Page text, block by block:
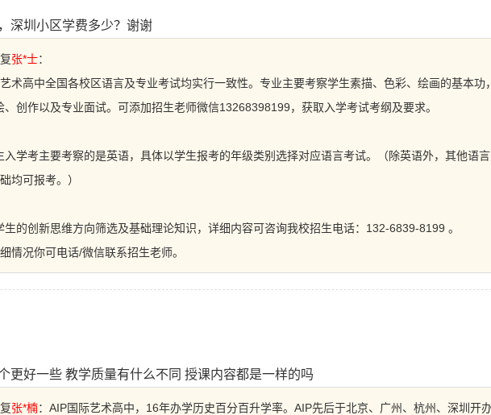
深圳小区学费多少？谢谢
张*士：
术高中全国各校区语言及专业考试均实行一致性。专业主要考察学生素描、色彩、绘画的基本功
创作以及专业面试。可添加招生老师微信13268398199，获取入学考试考纲及要求。
入学考主要考察的是英语，具体以学生报考的年级类别选择对应语言考试。（除英语外，其他语
均可报考。）
生的创新思维方向筛选及基础理论知识，详细内容可咨询我校招生电话：132-6839-8199 。
情况你可电话/微信联系招生老师。
更好一些 教学质量有什么不同 授课内容都是一样的吗
张*楠： AIP国际艺术高中，16年办学历史百分百升学率。AIP先后于北京、广州、杭州、深圳开